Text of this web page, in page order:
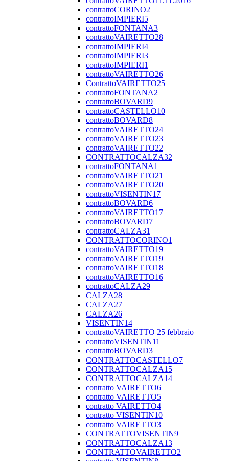
contrattoCORINO2
contrattoIMPIERI5
contrattoFONTANA3
contrattoVAIRETTO28
contrattoIMPIERI4
contrattoIMPIERI3
contrattoIMPIERI1
contrattoVAIRETTO26
ContrattoVAIRETTO25
contrattoFONTANA2
contrattoBOVARD9
contrattoCASTELLO10
contrattoBOVARD8
contrattoVAIRETTO24
contrattoVAIRETTO23
contrattoVAIRETTO22
CONTRATTOCALZA32
contrattoFONTANA1
contrattoVAIRETTO21
contrattoVAIRETTO20
contrattoVISENTIN17
contrattoBOVARD6
contrattoVAIRETTO17
contrattoBOVARD7
contrattoCALZA31
CONTRATTOCORINO1
contrattoVAIRETTO19
contrattoVAIRETTO19
contrattoVAIRETTO18
contrattoVAIRETTO16
contrattoCALZA29
CALZA28
CALZA27
CALZA26
VISENTIN14
contrattoVAIRETTO 25 febbraio
contrattoVISENTIN11
contrattoBOVARD3
CONTRATTOCASTELLO7
CONTRATTOCALZA15
CONTRATTOCALZA14
contratto VAIRETTO6
contratto VAIRETTO5
contratto VAIRETTO4
contratto VISENTIN10
contratto VAIRETTO3
CONTRATTOVISENTIN9
CONTRATTOCALZA13
CONTRATTOVAIRETTO2